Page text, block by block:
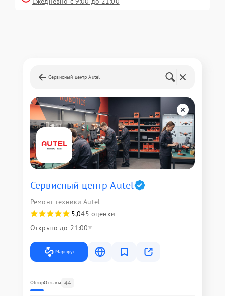
Сервисный центр Autel
Сервисный центр Autel
Ремонт техники Autel
5,045 оценки
Открыто до 21:00
Маршрут
ОбзорОтзывы 44